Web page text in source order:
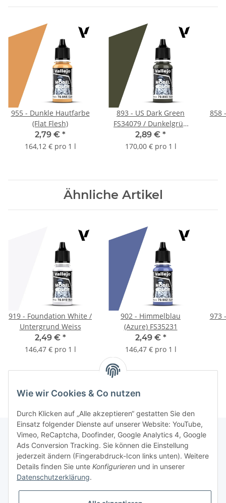
955 - Dunkle Hautfarbe
(Flat Flesh)
2,79 € *
164,12 € pro 1 l
893 - US Dark Green
FS34079 / Dunkelgrün
USA
2,89 € *
170,00 € pro 1 l
858
Ähnliche Artikel
919 - Foundation White /
Untergrund Weiss
2,49 € *
146,47 € pro 1 l
902 - Himmelblau
(Azure) FS35231
2,49 € *
146,47 € pro 1 l
973
Informationen
Gesetzliche Informationen
Wie wir Cookies & Co nutzen
Durch Klicken auf „Alle akzeptieren“ gestatten Sie den
Einsatz folgender Dienste auf unserer Website: YouTube,
Vimeo, ReCaptcha, Doofinder, Google Analytics 4, Google
Ads Conversion Tracking. Sie können die Einstellung
jederzeit ändern (Fingerabdruck-Icon links unten). Weitere
Details finden Sie unte Konfigurieren und in unserer
Datenschutzerklärung.